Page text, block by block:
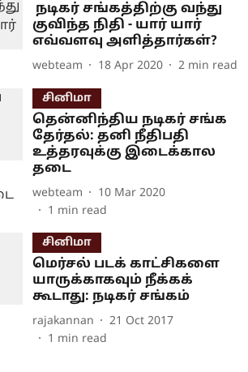
நடிகர் சங்கத்திற்கு வந்து
குவிந்த நிதி - யார் யார்
எவ்வளவு அளித்தார்கள்?
webteam 18 Apr 2020 2 min read
சினிமா
தென்னிந்திய நடிகர் சங்க
தேர்தல்: தனி நீதிபதி
உத்தரவுக்கு இடைக்கால
தடை
webteam
10 Mar 2020
1 min read
சினிமா
மெர்சல் படக் காட்சிகளை
யாருக்காகவும் நீக்கக்
கூடாது: நடிகர் சங்கம்
rajakannan
21 Oct 2017
1 min read